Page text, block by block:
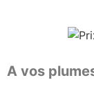
A vos